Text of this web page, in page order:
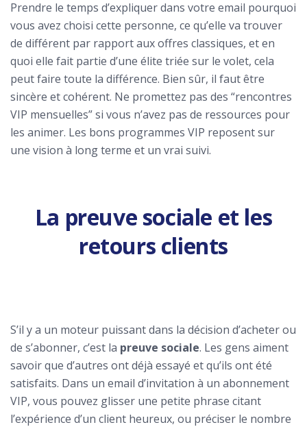
Prendre le temps d’expliquer dans votre email pourquoi
vous avez choisi cette personne, ce qu’elle va trouver
de différent par rapport aux offres classiques, et en
quoi elle fait partie d’une élite triée sur le volet, cela
peut faire toute la différence. Bien sûr, il faut être
sincère et cohérent. Ne promettez pas des “rencontres
VIP mensuelles” si vous n’avez pas de ressources pour
les animer. Les bons programmes VIP reposent sur
une vision à long terme et un vrai suivi.
La preuve sociale et les
retours clients
S’il y a un moteur puissant dans la décision d’acheter ou
de s’abonner, c’est la preuve sociale. Les gens aiment
savoir que d’autres ont déjà essayé et qu’ils ont été
satisfaits. Dans un email d’invitation à un abonnement
VIP, vous pouvez glisser une petite phrase citant
l’expérience d’un client heureux, ou préciser le nombre